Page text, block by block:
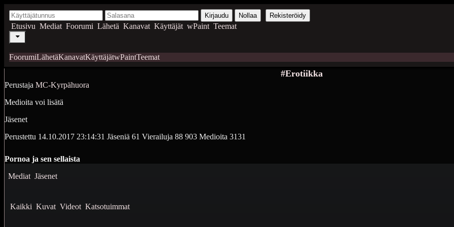
Kirjaudu Nollaa Rekisteröidy
Etusivu Mediat Foorumi Lähetä Kanavat Käyttäjät wPaint Teemat
FoorumiLähetäKanavatKäyttäjätwPaintTeemat
#Erotiikka
Perustaja MC-Kyrpähuora
Medioita voi lisätä
Jäsenet
Perustettu 14.10.2017 23:14:31 Jäseniä 61 Vierailuja 88 903 Medioita 3131
Pornoa ja sen sellaista
Mediat Jäsenet
Kaikki Kuvat Videot Katsotuimmat